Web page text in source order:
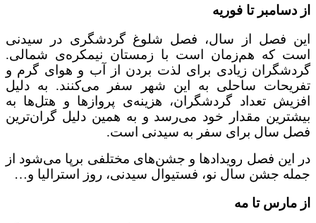
از دسامبر تا فوریه
این فصل از سال، فصل شلوغ گردشگری در سیدنی
است که هم‌زمان است با زمستان نیمکره‌ی شمالی.
گردشگران زیادی برای لذت بردن از آب و هوای گرم و
تفریحات ساحلی به این شهر سفر می‌کنند. به دلیل
افزیش تعداد گردشگران، هزینه‌ی پروازها و هتل‌ها به
بیشترین مقدار خود می‌رسد و به همین دلیل گران‌ترین
فصل سال برای سفر به سیدنی است.
در این فصل رویدادها و جشن‌های مختلفی برپا می‌شود از
جمله جشن سال نو، فستیوال سیدنی، روز استرالیا و…
از مارس تا مه